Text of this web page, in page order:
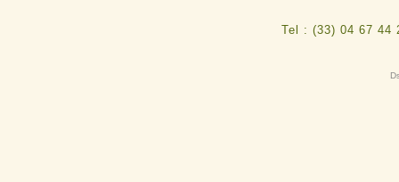
Tel : (33) 04 67 44